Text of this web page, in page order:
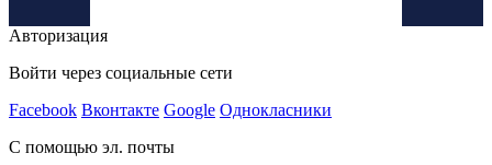
Авторизация
Войти через социальные сети
Facebook Вконтакте Google Однокласники
С помощью эл. почты